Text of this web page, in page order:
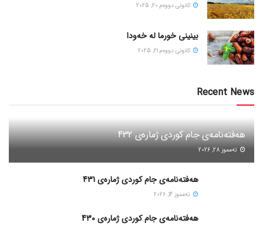
كانونی دووه‌م 20, 2025
بینینی خورما لە خەودا
كانونی دووه‌م 21, 2025
Recent News
هەفتەنامەی جام کوردی ژمارەی 432
ته‌مموز 28, 2026
هەفتەنامەی جام کوردی ژمارەی 431
ته‌مموز 14, 2026
هەفتەنامەی جام کوردی ژمارەی 430